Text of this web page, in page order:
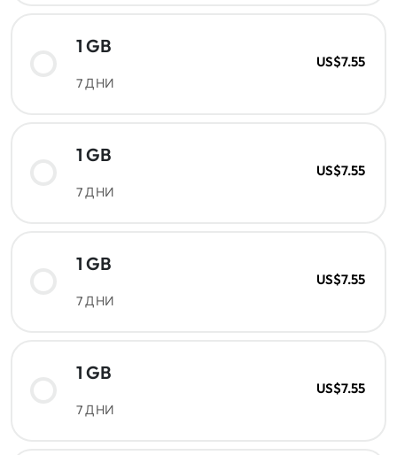
1 GB
7 ДНИ
US$7.55
1 GB
7 ДНИ
US$7.55
1 GB
7 ДНИ
US$7.55
1 GB
7 ДНИ
US$7.55